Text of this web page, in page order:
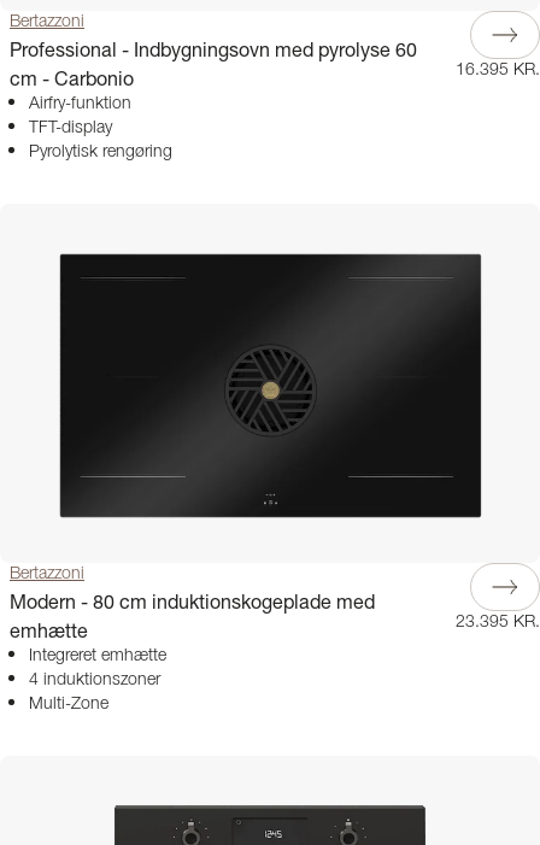
Bertazzoni
Professional - Indbygningsovn med pyrolyse 60
cm - Carbonio
Airfry-funktion
TFT-display
Pyrolytisk rengøring
16.395 KR.
Bertazzoni
Modern - 80 cm induktionskogeplade med
emhætte
Integreret emhætte
4 induktionszoner
Multi-Zone
23.395 KR.